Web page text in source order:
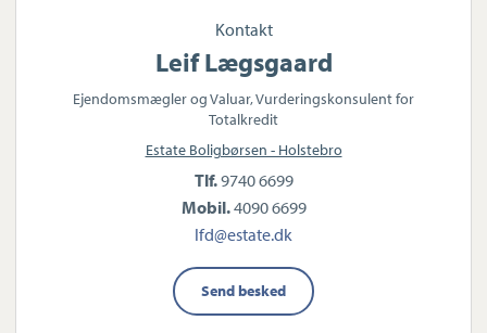
Kontakt
Leif Lægsgaard
Ejendomsmægler og Valuar, Vurderingskonsulent for
Totalkredit
Estate Boligbørsen - Holstebro
Tlf.9740 6699
Mobil.4090 6699
lfd@estate.dk
Send besked